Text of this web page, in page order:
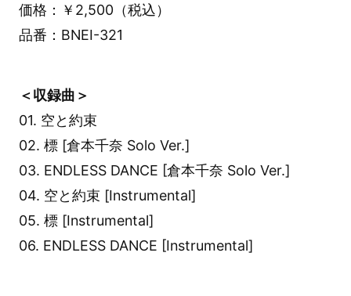
価格：￥2,500（税込）
品番：BNEI-321
＜収録曲＞
01. 空と約束
02. 標 [倉本千奈 Solo Ver.]
03. ENDLESS DANCE [倉本千奈 Solo Ver.]
04. 空と約束 [Instrumental]
05. 標 [Instrumental]
06. ENDLESS DANCE [Instrumental]